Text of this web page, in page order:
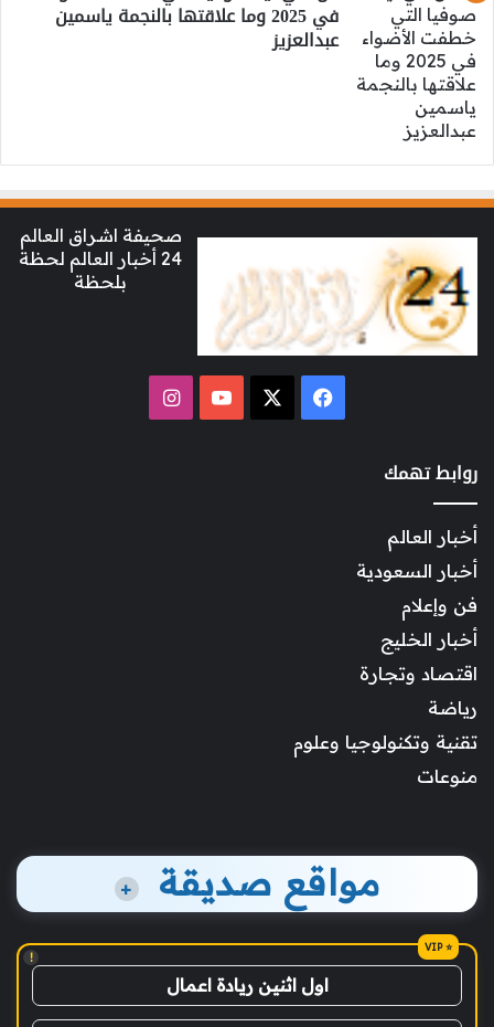
في 2025 وما علاقتها بالنجمة ياسمين
عبدالعزيز
صحيفة اشراق العالم
24 أخبار العالم لحظة
بلحظة
فيسبوك ‫YouTubeانستقرام
روابط تهمك
أخبار العالم
أخبار السعودية
فن وإعلام
أخبار الخليج
اقتصاد وتجارة
رياضة
تقنية وتكنولوجيا وعلوم
منوعات
مواقع صديقة +
!
اول اثنين ريادة اعمال